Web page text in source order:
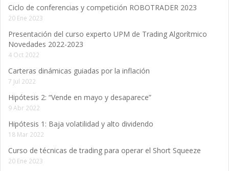
Ciclo de conferencias y competición ROBOTRADER 2023
20 Ene 2023
Presentación del curso experto UPM de Trading Algorítmico
Novedades 2022-2023
4 Oct 2022
Carteras dinámicas guiadas por la inflación
7 Jul 2022
Hipótesis 2: “Vende en mayo y desaparece”
9 Abr 2022
Hipótesis 1: Baja volatilidad y alto dividendo
18 Mar 2022
Curso de técnicas de trading para operar el Short Squeeze
20 Ene 2023